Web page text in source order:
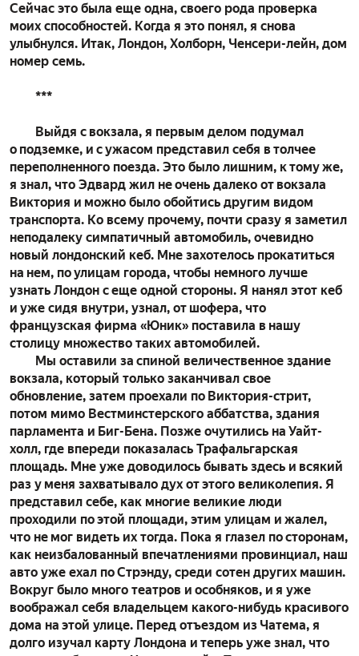
Сейчас это была еще одна, своего рода проверка
моих способностей. Когда я это понял, я снова
улыбнулся. Итак, Лондон, Холборн, Ченсери-лейн, дом
номер семь.
***
Выйдя с вокзала, я первым делом подумал
о подземке, и с ужасом представил себя в толчее
переполненного поезда. Это было лишним, к тому же,
я знал, что Эдвард жил не очень далеко от вокзала
Виктория и можно было обойтись другим видом
транспорта. Ко всему прочему, почти сразу я заметил
неподалеку симпатичный автомобиль, очевидно
новый лондонский кеб. Мне захотелось прокатиться
на нем, по улицам города, чтобы немного лучше
узнать Лондон с еще одной стороны. Я нанял этот кеб
и уже сидя внутри, узнал, от шофера, что
французская фирма «Юник» поставила в нашу
столицу множество таких автомобилей.
Мы оставили за спиной величественное здание
вокзала, который только заканчивал свое
обновление, затем проехали по Виктория-стрит,
потом мимо Вестминстерского аббатства, здания
парламента и Биг-Бена. Позже очутились на Уайт-
холл, где впереди показалась Трафальгарская
площадь. Мне уже доводилось бывать здесь и всякий
раз у меня захватывало дух от этого великолепия. Я
представил себе, как многие великие люди
проходили по этой площади, этим улицам и жалел,
что не мог видеть их тогда. Пока я глазел по сторонам,
как неизбалованный впечатлениями провинциал, наш
авто уже ехал по Стрэнду, среди сотен других машин.
Вокруг было много театров и особняков, и я уже
воображал себя владельцем какого-нибудь красивого
дома на этой улице. Перед отъездом из Чатема, я
долго изучал карту Лондона и теперь уже знал, что